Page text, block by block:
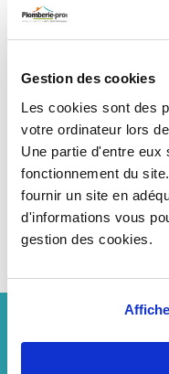
Gestion des cookies
Les cookies sont des
votre ordinateur lors
Une partie d'entre eux
fonctionnement du
fournir un site en
d'informations vous
gestion des cookies.
FLEXIBLE
ETANCHÉITÉ
COMPTEUR ET
FILTRATION
PILES ET
BLOC DE SÉCURITÉ
759,21 € HT
Réchauffeur de boucle
990,59 €TTC
825,49 €HT